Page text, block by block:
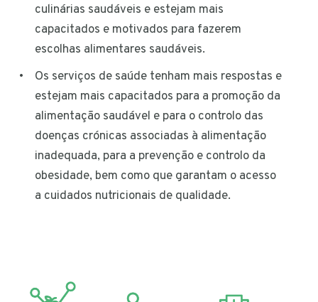
culinárias saudáveis e estejam mais
capacitados e motivados para fazerem
escolhas alimentares saudáveis.
Os serviços de saúde tenham mais respostas e
estejam mais capacitados para a promoção da
alimentação saudável e para o controlo das
doenças crónicas associadas à alimentação
inadequada, para a prevenção e controlo da
obesidade, bem como que garantam o acesso
a cuidados nutricionais de qualidade.